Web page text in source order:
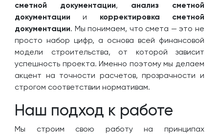
сметной документации, анализ сметной
документации и корректировка сметной
документации. Мы понимаем, что смета — это не
просто набор цифр, а основа всей финансовой
модели строительства, от которой зависит
успешность проекта. Именно поэтому мы делаем
акцент на точности расчетов, прозрачности и
строгом соответствии нормативам.
Наш подход к работе
Мы строим свою работу на принципах